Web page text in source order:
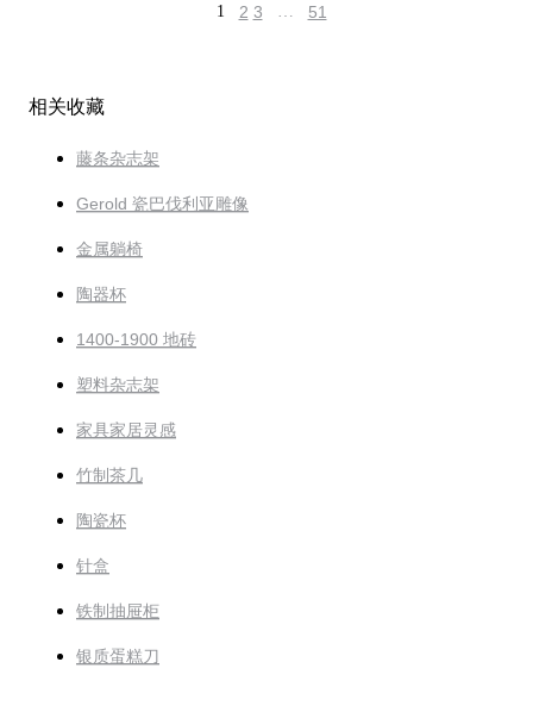
1 2 3 … 51
相关收藏
藤条杂志架
Gerold 瓷巴伐利亚雕像
金属躺椅
陶器杯
1400-1900 地砖
塑料杂志架
家具家居灵感
竹制茶几
陶瓷杯
针盒
铁制抽屉柜
银质蛋糕刀